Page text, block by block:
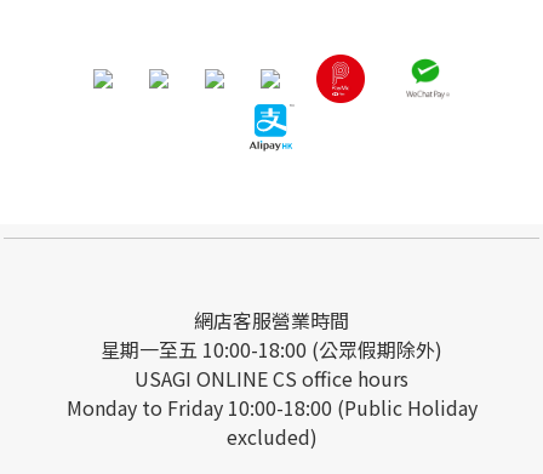
網店客服營業時間
星期一至五 10:00-18:00 (公眾假期除外)
USAGI ONLINE CS office hours
Monday to Friday 10:00-18:00 (Public Holiday
excluded)